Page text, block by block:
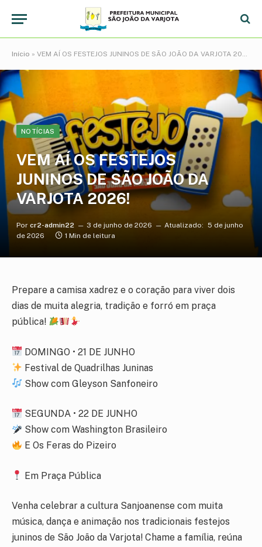
Início » VEM AÍ OS FESTEJOS JUNINOS DE SÃO JOÃO DA VARJOTA 2026!
NOTÍCIAS
VEM AÍ OS FESTEJOS
JUNINOS DE SÃO JOÃO DA
VARJOTA 2026!
Por cr2-admin22 3 de junho de 2026 Atualizado: 5 de junho
de 2026
1 Min de leitura
Prepare a camisa xadrez e o coração para viver dois
dias de muita alegria, tradição e forró em praça
pública!
DOMINGO • 21 DE JUNHO
Festival de Quadrilhas Juninas
Show com Gleyson Sanfoneiro
SEGUNDA • 22 DE JUNHO
Show com Washington Brasileiro
E Os Feras do Pizeiro
Em Praça Pública
Venha celebrar a cultura Sanjoanense com muita
música, dança e animação nos tradicionais festejos
juninos de São João da Varjota! Chame a família, reúna